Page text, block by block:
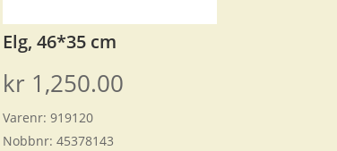
Elg, 46*35 cm
kr 1,250.00
Varenr:919120
Nobbnr:45378143